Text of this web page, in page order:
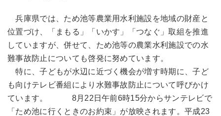
兵庫県では、ため池等農業用水利施設を地域の財産と
位置づけ、「まもる」「いかす」「つなぐ」取組を推進
していますが、併せて、ため池等の農業水利施設での水
難事故防止についても啓発に努めています。
特に、子どもが水辺に近づく機会が増す時期に、子ど
も向けテレビ番組により水難事故防止について呼びかけ
ています。 8月22日午前6時15分からサンテレビで
「ため池に行くときのお約束」が放映されます。平成23